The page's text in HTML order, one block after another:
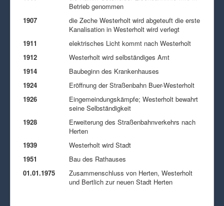
Betrieb genommen
1907
die Zeche Westerholt wird abgeteuft die erste
Kanalisation in Westerholt wird verlegt
1911
elektrisches Licht kommt nach Westerholt
1912
Westerholt wird selbständiges Amt
1914
Baubeginn des Krankenhauses
1924
Eröffnung der Straßenbahn Buer-Westerholt
1926
Eingemeindungskämpfe; Westerholt bewahrt
seine Selbständigkeit
1928
Erweiterung des Straßenbahnverkehrs nach
Herten
1939
Westerholt wird Stadt
1951
Bau des Rathauses
01.01.1975
Zusammenschluss von Herten, Westerholt
und Bertlich zur neuen Stadt Herten